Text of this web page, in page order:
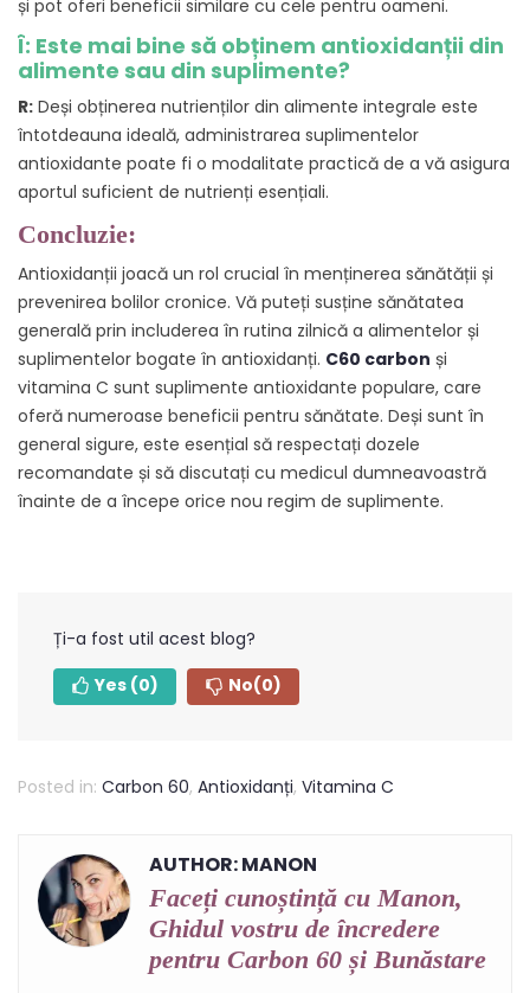
și pot oferi beneficii similare cu cele pentru oameni.
Î: Este mai bine să obținem antioxidanții din
alimente sau din suplimente?
R: Deși obținerea nutrienților din alimente integrale este
întotdeauna ideală, administrarea suplimentelor
antioxidante poate fi o modalitate practică de a vă asigura
aportul suficient de nutrienți esențiali.
Concluzie:
Antioxidanții joacă un rol crucial în menținerea sănătății și
prevenirea bolilor cronice. Vă puteți susține sănătatea
generală prin includerea în rutina zilnică a alimentelor și
suplimentelor bogate în antioxidanți. C60 carbon și
vitamina C sunt suplimente antioxidante populare, care
oferă numeroase beneficii pentru sănătate. Deși sunt în
general sigure, este esențial să respectați dozele
recomandate și să discutați cu medicul dumneavoastră
înainte de a începe orice nou regim de suplimente.
Ți-a fost util acest blog?
Yes (0) No(0)
Posted in: Carbon 60, Antioxidanți, Vitamina C
AUTHOR: MANON
Faceți cunoștință cu Manon,
Ghidul vostru de încredere
pentru Carbon 60 și Bunăstare